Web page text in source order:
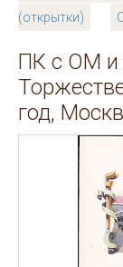
(открытки)
ПК с ОМ и
год,